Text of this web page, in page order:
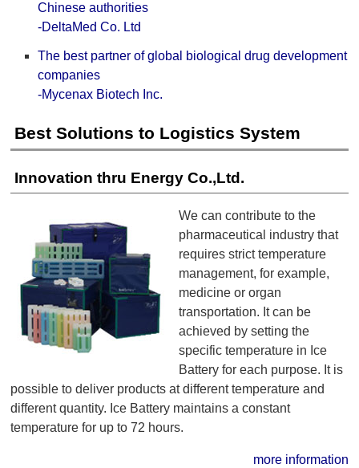
Chinese authorities
‐DeltaMed Co. Ltd
The best partner of global biological drug development
companies
‐Mycenax Biotech Inc.
Best Solutions to Logistics System
Innovation thru Energy Co.,Ltd.
We can contribute to the
pharmaceutical industry that
requires strict temperature
management, for example,
medicine or organ
transportation. It can be
achieved by setting the
specific temperature in Ice
Battery for each purpose. It is
possible to deliver products at different temperature and
different quantity. Ice Battery maintains a constant
temperature for up to 72 hours.
more information